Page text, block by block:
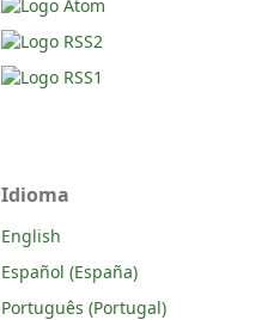
Idioma
English
Español (España)
Português (Portugal)